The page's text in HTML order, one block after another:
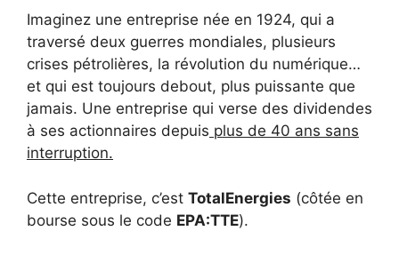
Imaginez une entreprise née en 1924, qui a
traversé deux guerres mondiales, plusieurs
crises pétrolières, la révolution du numérique…
et qui est toujours debout, plus puissante que
jamais. Une entreprise qui verse des dividendes
à ses actionnaires depuis plus de 40 ans sans
interruption.
Cette entreprise, c’est TotalEnergies (côtée en
bourse sous le code EPA:TTE).